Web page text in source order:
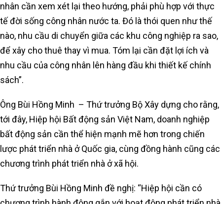
nhân cần xem xét lại theo hướng, phải phù hợp với thực
tế đời sống công nhân nước ta. Đó là thói quen như thế
nào, nhu cầu di chuyển giữa các khu công nghiệp ra sao,
để xây cho thuê thay vì mua. Tóm lại cần đặt lợi ích và
nhu cầu của công nhân lên hàng đầu khi thiết kế chính
sách”.
Ông Bùi Hồng Minh – Thứ trưởng Bộ Xây dựng cho rằng,
tới đây, Hiệp hội Bất động sản Việt Nam, doanh nghiệp
bất động sản cần thể hiện mạnh mẽ hơn trong chiến
lược phát triển nhà ở Quốc gia, cùng đồng hành cũng các
chương trình phát triển nhà ở xã hội.
Thứ trưởng Bùi Hồng Minh đề nghị: “Hiệp hội cần có